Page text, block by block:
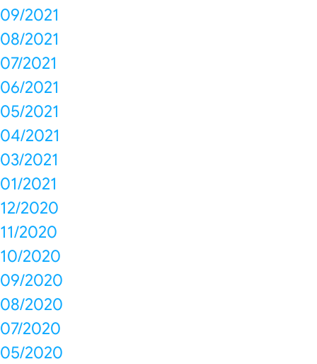
09/2021
08/2021
07/2021
06/2021
05/2021
04/2021
03/2021
01/2021
12/2020
11/2020
10/2020
09/2020
08/2020
07/2020
05/2020